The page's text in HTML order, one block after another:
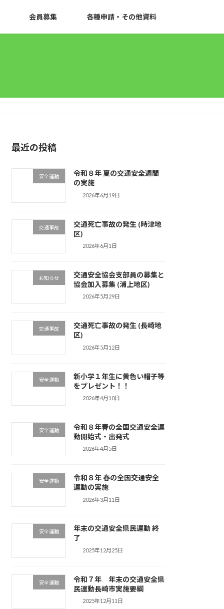
会員募集 各種申請・その他資料
最近の投稿
安全運動
令和８年 夏の交通安全週間
の実施
2026年6月19日
交通事故
交通死亡事故の発生 (時津地
区)
2026年6月1日
お知らせ
交通安全協会支部員の募集と
協会加入募集 (浦上地区)
2026年5月29日
交通事故
交通死亡事故の発生 (長崎地
区)
2026年5月12日
安全運動
新小学１年生に黄色い帽子等
をプレゼント！！
2026年4月10日
安全運動
令和８年春の全国交通安全運
動開始式・出発式
2026年4月5日
安全運動
令和８年 春の全国交通安全
運動の実施
2026年3月11日
安全運動
年末の交通安全県民運動 終
了
2025年12月25日
安全運動
令和７年 年末の交通安全県
民運動長崎市実施要綱
2025年12月11日